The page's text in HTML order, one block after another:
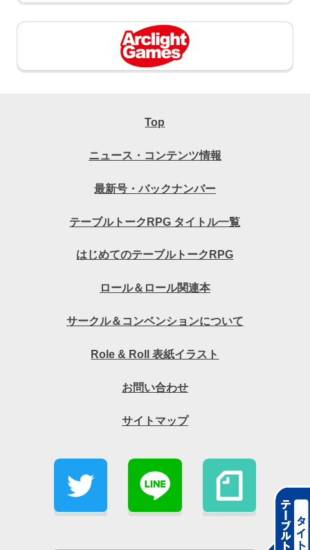
Top
ニュース・コンテンツ情報
最新号・バックナンバー
テーブルトークRPG タイトル一覧
はじめてのテーブルトークRPG
ロール＆ロール関連本
サークル＆コンベンションについて
Role & Roll 表紙イラスト
お問い合わせ
サイトマップ